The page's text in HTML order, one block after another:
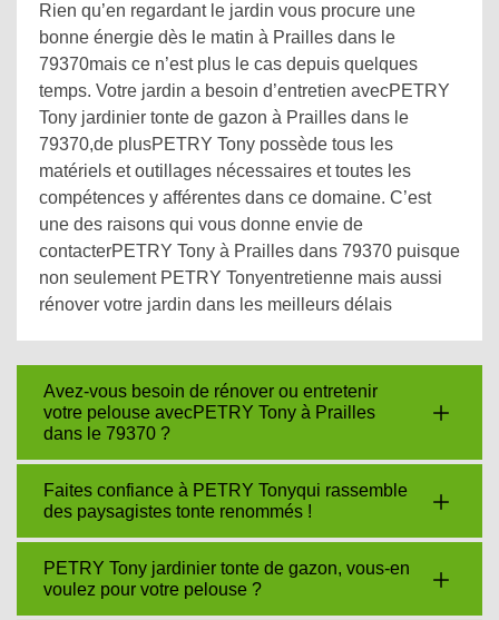
Rien qu’en regardant le jardin vous procure une
bonne énergie dès le matin à Prailles dans le
79370mais ce n’est plus le cas depuis quelques
temps. Votre jardin a besoin d’entretien avecPETRY
Tony jardinier tonte de gazon à Prailles dans le
79370,de plusPETRY Tony possède tous les
matériels et outillages nécessaires et toutes les
compétences y afférentes dans ce domaine. C’est
une des raisons qui vous donne envie de
contacterPETRY Tony à Prailles dans 79370 puisque
non seulement PETRY Tonyentretienne mais aussi
rénover votre jardin dans les meilleurs délais
Avez-vous besoin de rénover ou entretenir
votre pelouse avecPETRY Tony à Prailles
dans le 79370 ?
Faites confiance à PETRY Tonyqui rassemble
des paysagistes tonte renommés !
PETRY Tony jardinier tonte de gazon, vous-en
voulez pour votre pelouse ?